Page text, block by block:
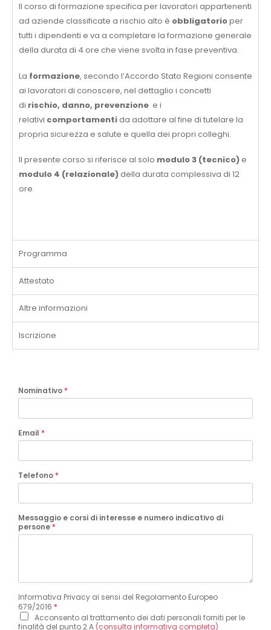
Il corso di formazione specifica per lavoratori appartenenti
ad aziende classificate a rischio alto è obbligatorioper
tutti i dipendenti e va a completare la formazione generale
della durata di 4 ore che viene svolta in fase preventiva.
La formazione, secondo l’Accordo Stato Regioni consente
ai lavoratori di conoscere, nel dettaglio i concetti
di rischio, danno, prevenzione e i
relativi comportamentida adottare al fine di tutelare la
propria sicurezza e salute e quella dei propri colleghi.
Il presente corso si riferisce al solo modulo 3 (tecnico) e
modulo 4 (relazionale)della durata complessiva di 12
ore.
Programma
Attestato
Altre informazioni
Iscrizione
Nominativo *
Email *
Telefono *
Messaggio e corsi di interesse e numero indicativo di
persone *
Informativa Privacy ai sensi del Regolamento Europeo
679/2016 *
Acconsento al trattamento dei dati personali forniti per le
finalità del punto 2.A (consulta informativa completa)